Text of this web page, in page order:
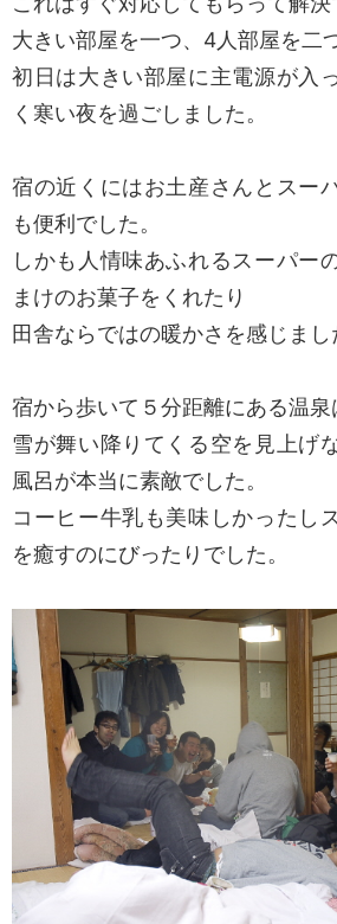
大きい部屋を一つ、4人部屋を二
初日は大きい部屋に主電源が入
く寒い夜を過ごしました。
宿の近くにはお土産さんとスー
も便利でした。
しかも人情味あふれるスーパー
まけのお菓子をくれたり
田舎ならではの暖かさを感じまし
宿から歩いて５分距離にある温泉
雪が舞い降りてくる空を見上げ
風呂が本当に素敵でした。
コーヒー牛乳も美味しかったし
を癒すのにびったりでした。